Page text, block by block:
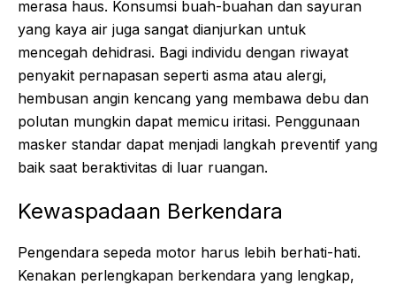
merasa haus. Konsumsi buah-buahan dan sayuran
yang kaya air juga sangat dianjurkan untuk
mencegah dehidrasi. Bagi individu dengan riwayat
penyakit pernapasan seperti asma atau alergi,
hembusan angin kencang yang membawa debu dan
polutan mungkin dapat memicu iritasi. Penggunaan
masker standar dapat menjadi langkah preventif yang
baik saat beraktivitas di luar ruangan.
Kewaspadaan Berkendara
Pengendara sepeda motor harus lebih berhati-hati.
Kenakan perlengkapan berkendara yang lengkap,